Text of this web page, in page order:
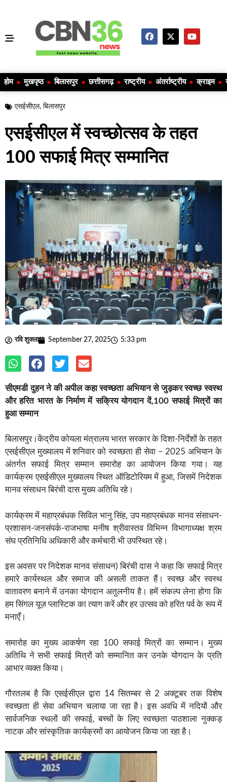
होम मुखपृष्ठ बिलासपुर छत्तीसगढ़ राष्ट्रीय अंतर्राष्ट्रीय क्राइम
एसईसीएल, बिलासपुर
एसईसीएल में स्वच्छोत्सव के तहत
100 सफाई मित्र सम्मानित
रवि शुक्ला September 27, 2025 5:33 pm
सीएमडी दुहन ने की अपील कहा स्वच्छता अभियान से जुड़कर स्वच्छ स्वस्थ
और हरित भारत के निर्माण में सक्रिय योगदान दें,100 सफाई मित्रों का
हुआ सम्मान
बिलासपुर।केंद्रीय कोयला मंत्रालय भारत सरकार के दिशा-निर्देशों के तहत
एसईसीएल मुख्यालय में शनिवार को स्वच्छता ही सेवा – 2025 अभियान के
अंतर्गत सफाई मित्र सम्मान समारोह का आयोजन किया गया। यह
कार्यक्रम एसईसीएल मुख्यालय स्थित ऑडिटोरियम में हुआ, जिसमें निदेशक
मानव संसाधन बिरंची दास मुख्य अतिथि रहे।
कार्यक्रम में महाप्रबंधक सिविल भानु सिंह, उप महाप्रबंधक मानव संसाधन-
प्रशासन-जनसंपर्क-राजभाषा मनीष श्रीवास्तव विभिन्न विभागाध्यक्ष श्रम
संघ प्रतिनिधि अधिकारी और कर्मचारी भी उपस्थित रहे।
इस अवसर पर निदेशक मानव संसाधन) बिरंची दास ने कहा कि सफाई मित्र
हमारे कार्यस्थल और समाज की असली ताकत हैं। स्वच्छ और स्वस्थ
वातावरण बनाने में उनका योगदान अतुलनीय है। हमें संकल्प लेना होगा कि
हम सिंगल यूज़ प्लास्टिक का त्याग करें और हर उत्सव को हरित पर्व के रूप में
मनाएँ।
समारोह का मुख्य आकर्षण रहा 100 सफाई मित्रों का सम्मान। मुख्य
अतिथि ने सभी सफाई मित्रों को सम्मानित कर उनके योगदान के प्रति
आभार व्यक्त किया।
गौरतलब है कि एसईसीएल द्वारा 14 सितम्बर से 2 अक्टूबर तक विशेष
स्वच्छता ही सेवा अभियान चलाया जा रहा है। इस अवधि में नदियों और
सार्वजनिक स्थलों की सफाई, बच्चों के लिए स्वच्छता पाठशाला नुक्कड़
नाटक और सांस्कृतिक कार्यक्रमों का आयोजन किया जा रहा है।